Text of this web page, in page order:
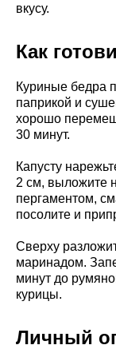
вкусу.
Как
Куриные бедра
паприкой и
хорошо
30 минут.
Капусту
2 см, выложите
пергаментом,
посолите и
Сверху
маринадом.
минут до
курицы.
Личный